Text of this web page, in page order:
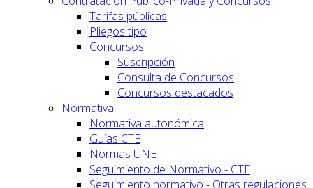
Tarifas públicas
Pliegos tipo
Concursos
Suscripción
Consulta de Concursos
Concursos destacados
Normativa
Normativa autonómica
Guías CTE
Normas UNE
Seguimiento de Normativo - CTE
Seguimiento normativo - Otras regulaciones